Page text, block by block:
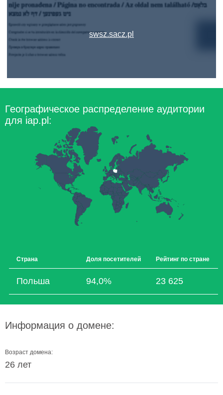
swsz.sacz.pl
Географическое распределение аудитории
для iap.pl:
Страна Доля посетителей Рейтинг по стране
Польша 94,0% 23 625
Информация о домене:
Возраст домена:
26 лет